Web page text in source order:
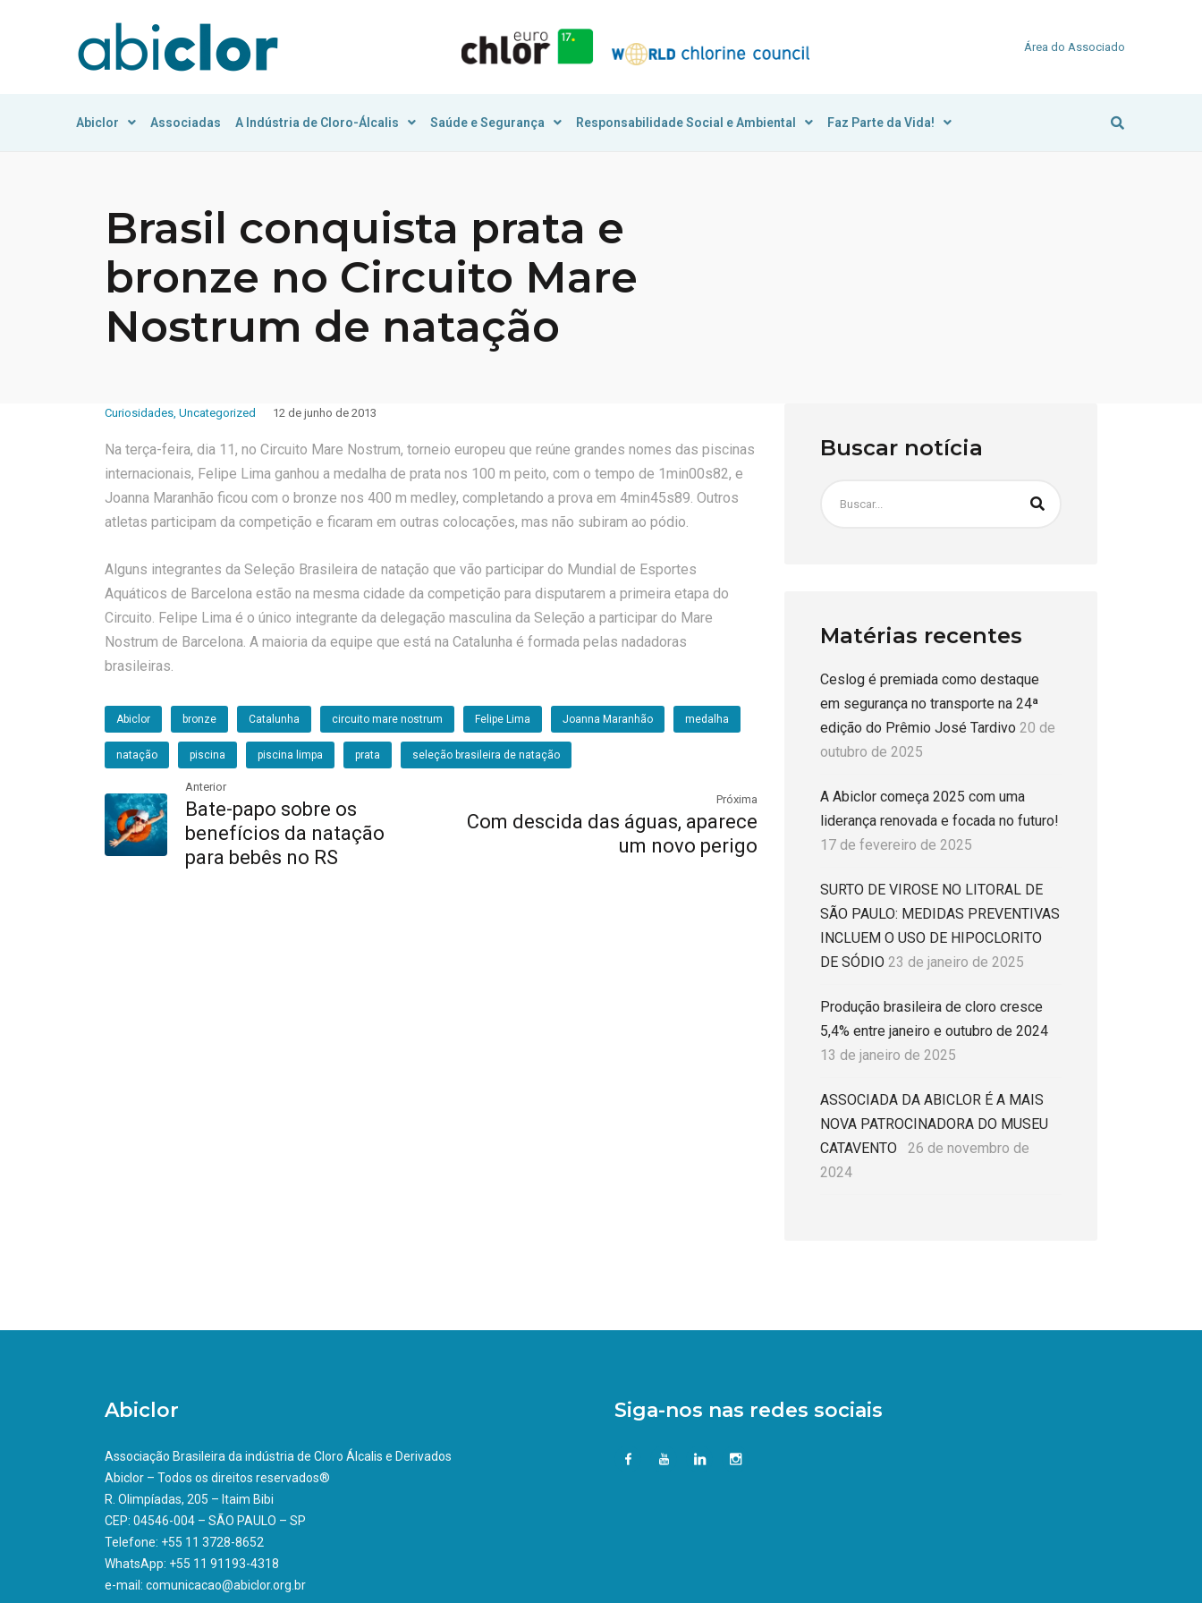
Área do Associado
Abiclor Associadas A Indústria de Cloro-Álcalis Saúde e Segurança Responsabilidade Social e Ambiental Faz Parte da Vida!
Brasil conquista prata e
bronze no Circuito Mare
Nostrum de natação
Curiosidades, Uncategorized 12 de junho de 2013
Na terça-feira, dia 11, no Circuito Mare Nostrum, torneio europeu que reúne grandes nomes das piscinas
internacionais, Felipe Lima ganhou a medalha de prata nos 100 m peito, com o tempo de 1min00s82, e
Joanna Maranhão ficou com o bronze nos 400 m medley, completando a prova em 4min45s89. Outros
atletas participam da competição e ficaram em outras colocações, mas não subiram ao pódio.
Alguns integrantes da Seleção Brasileira de natação que vão participar do Mundial de Esportes
Aquáticos de Barcelona estão na mesma cidade da competição para disputarem a primeira etapa do
Circuito. Felipe Lima é o único integrante da delegação masculina da Seleção a participar do Mare
Nostrum de Barcelona. A maioria da equipe que está na Catalunha é formada pelas nadadoras
brasileiras.
Abiclor bronze Catalunha circuito mare nostrum Felipe Lima Joanna Maranhão medalha
natação piscina piscina limpa prata seleção brasileira de natação
Anterior
Bate-papo sobre os
benefícios da natação
para bebês no RS
Próxima
Com descida das águas, aparece
um novo perigo
Buscar notícia
Matérias recentes
Ceslog é premiada como destaque
em segurança no transporte na 24ª
edição do Prêmio José Tardivo 20 de
outubro de 2025
A Abiclor começa 2025 com uma
liderança renovada e focada no futuro!
17 de fevereiro de 2025
SURTO DE VIROSE NO LITORAL DE
SÃO PAULO: MEDIDAS PREVENTIVAS
INCLUEM O USO DE HIPOCLORITO
DE SÓDIO 23 de janeiro de 2025
Produção brasileira de cloro cresce
5,4% entre janeiro e outubro de 2024
13 de janeiro de 2025
ASSOCIADA DA ABICLOR É A MAIS
NOVA PATROCINADORA DO MUSEU
CATAVENTO
26 de novembro de
2024
Abiclor
Associação Brasileira da indústria de Cloro Álcalis e Derivados
Abiclor – Todos os direitos reservados®
R. Olimpíadas, 205 – Itaim Bibi
CEP: 04546-004 – SÃO PAULO – SP
Telefone: +55 11 3728-8652
WhatsApp: +55 11 91193-4318
e-mail: comunicacao@abiclor.org.br
Siga-nos nas redes sociais